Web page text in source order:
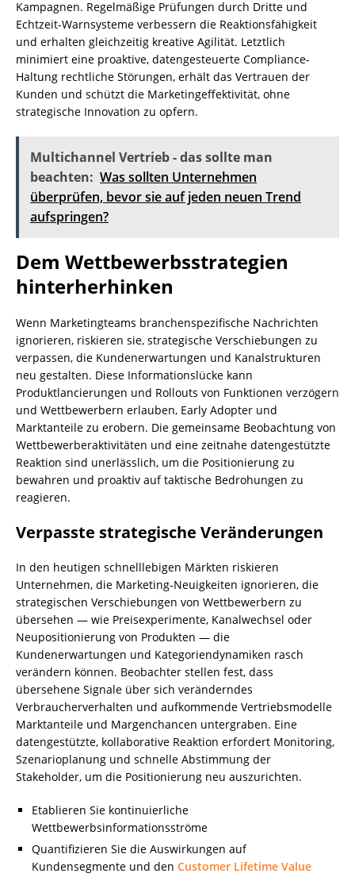
Kampagnen. Regelmäßige Prüfungen durch Dritte und
Echtzeit-Warnsysteme verbessern die Reaktionsfähigkeit
und erhalten gleichzeitig kreative Agilität. Letztlich
minimiert eine proaktive, datengesteuerte Compliance-
Haltung rechtliche Störungen, erhält das Vertrauen der
Kunden und schützt die Marketingeffektivität, ohne
strategische Innovation zu opfern.
Multichannel Vertrieb - das sollte man
beachten: Was sollten Unternehmen
überprüfen, bevor sie auf jeden neuen Trend
aufspringen?
Dem Wettbewerbsstrategien
hinterherhinken
Wenn Marketingteams branchenspezifische Nachrichten
ignorieren, riskieren sie, strategische Verschiebungen zu
verpassen, die Kundenerwartungen und Kanalstrukturen
neu gestalten. Diese Informationslücke kann
Produktlancierungen und Rollouts von Funktionen verzögern
und Wettbewerbern erlauben, Early Adopter und
Marktanteile zu erobern. Die gemeinsame Beobachtung von
Wettbewerberaktivitäten und eine zeitnahe datengestützte
Reaktion sind unerlässlich, um die Positionierung zu
bewahren und proaktiv auf taktische Bedrohungen zu
reagieren.
Verpasste strategische Veränderungen
In den heutigen schnelllebigen Märkten riskieren
Unternehmen, die Marketing‑Neuigkeiten ignorieren, die
strategischen Verschiebungen von Wettbewerbern zu
übersehen — wie Preisexperimente, Kanalwechsel oder
Neupositionierung von Produkten — die
Kundenerwartungen und Kategoriendynamiken rasch
verändern können. Beobachter stellen fest, dass
übersehene Signale über sich veränderndes
Verbraucherverhalten und aufkommende Vertriebsmodelle
Marktanteile und Margenchancen untergraben. Eine
datengestützte, kollaborative Reaktion erfordert Monitoring,
Szenarioplanung und schnelle Abstimmung der
Stakeholder, um die Positionierung neu auszurichten.
Etablieren Sie kontinuierliche
Wettbewerbsinformationsströme
Quantifizieren Sie die Auswirkungen auf
Kundensegmente und den Customer Lifetime Value